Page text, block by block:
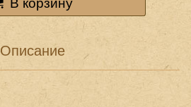
В корзину
Описание